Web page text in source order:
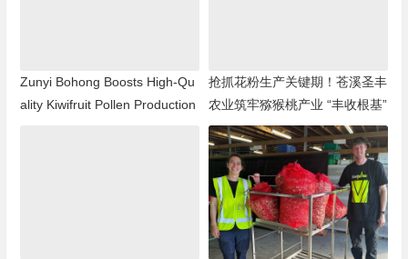
Zunyi Bohong Boosts High-Qu
ality Kiwifruit Pollen Production
抢抓花粉生产关键期！苍溪圣丰
农业筑牢猕猴桃产业 “丰收根基”